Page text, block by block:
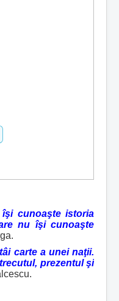
cunoaşte istoria
nu îşi cunoaşte
carte a unei naţii.
prezentul şi